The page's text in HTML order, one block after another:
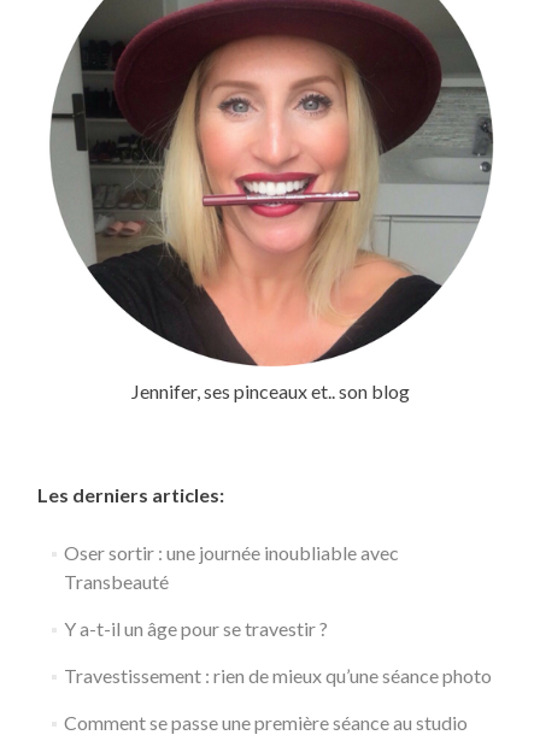
Jennifer, ses pinceaux et.. son blog
Les derniers articles:
Oser sortir : une journée inoubliable avec
Transbeauté
Y a-t-il un âge pour se travestir ?
Travestissement : rien de mieux qu’une séance photo
Comment se passe une première séance au studio